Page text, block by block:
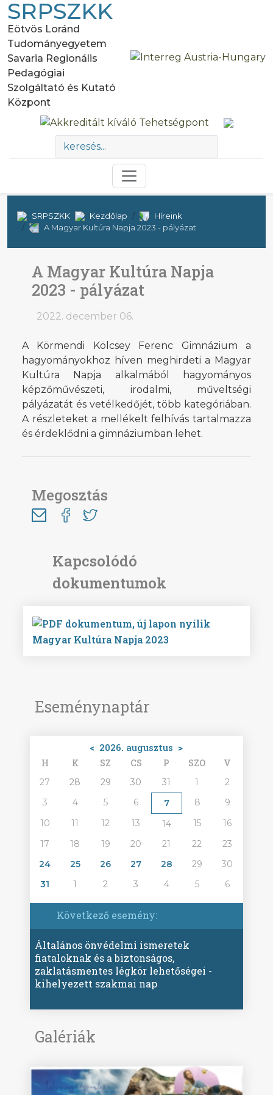
SRPSZKK
Eötvös Loránd
Tudományegyetem
Savaria Regionális
Pedagógiai
Szolgáltató és Kutató
Központ
SRPSZKK Kezdőlap
Híreink
A Magyar Kultúra Napja 2023 - pályázat
Eseménynaptár
< 2026. augusztus >
H K SZ CS P SZO V
27 28 29 30 31 1
2
3
4 5 6 7 8
9
10
11 12 13 14 15
16
17
18 19 20 21 22
23
24
25 26 27 28 29
30
31
1 2 3 4 5 6
Következő esemény:
Általános önvédelmi ismeretek
fiataloknak és a biztonságos,
zaklatásmentes légkör lehetőségei -
kihelyezett szakmai nap
Galériák
A Magyar Kultúra Napja
2023 - pályázat
2022. december 06.
A Körmendi Kölcsey Ferenc Gimnázium a
hagyományokhoz híven meghirdeti a Magyar
Kultúra Napja alkalmából hagyományos
képzőművészeti, irodalmi, műveltségi
pályázatát és vetélkedőjét, több kategóriában.
A részleteket a mellékelt felhívás tartalmazza
és érdeklődni a gimnáziumban lehet.
Megosztás
Magyar Kultúra Napja 2023